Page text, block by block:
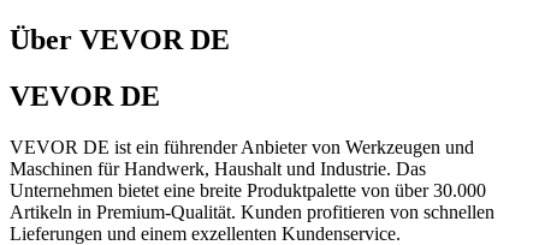
Über VEVOR DE
VEVOR DE
VEVOR DE ist ein führender Anbieter von Werkzeugen und
Maschinen für Handwerk, Haushalt und Industrie. Das
Unternehmen bietet eine breite Produktpalette von über 30.000
Artikeln in Premium-Qualität. Kunden profitieren von schnellen
Lieferungen und einem exzellenten Kundenservice.